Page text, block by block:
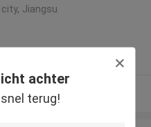
achter
terug!
Jiangsu